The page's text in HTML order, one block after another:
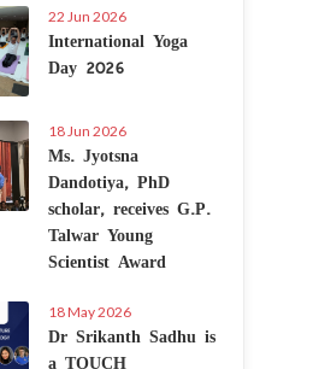
22 Jun 2026
International Yoga
Day 2026
18 Jun 2026
Ms. Jyotsna
Dandotiya, PhD
scholar, receives G.P.
Talwar Young
Scientist Award
18 May 2026
Dr Srikanth Sadhu is
a TOUCH